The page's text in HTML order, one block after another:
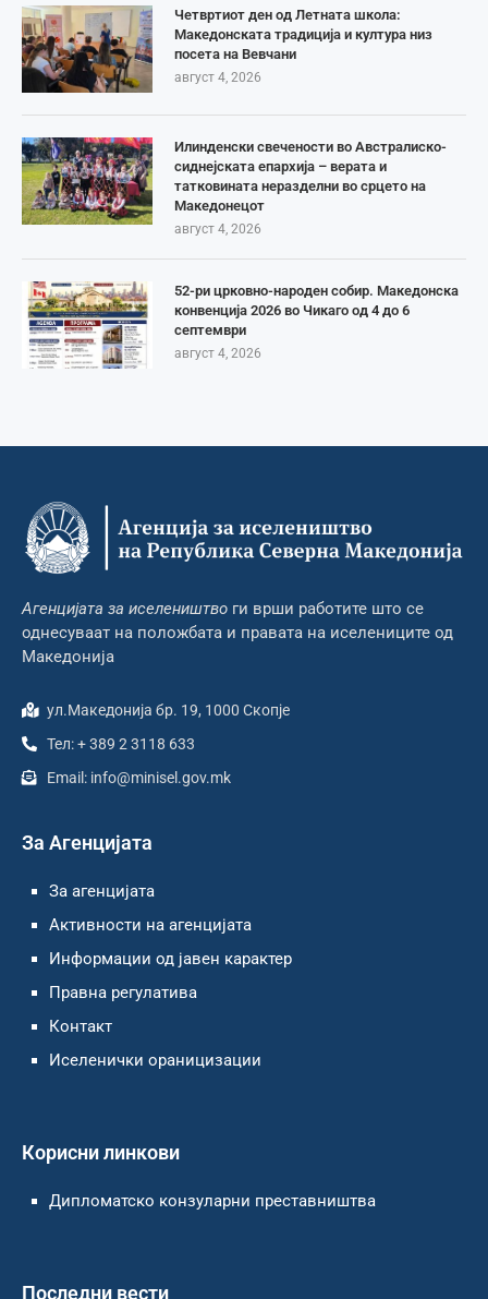
Четвртиот ден од Летната школа:
Македонската традиција и култура низ
посета на Вевчани
август 4, 2026
Илинденски свечености во Австралиско-
сиднејската епархија – верата и
татковината неразделни во срцето на
Македонецот
август 4, 2026
52-ри црковно-народен собир. Македонска
конвенција 2026 во Чикаго од 4 до 6
септември
август 4, 2026
Агенцијата за иселеништво ги врши работите што се
однесуваат на положбата и правата на иселениците од
Македонија
ул.Македонија бр. 19, 1000 Скопје
Тел: + 389 2 3118 633
Email: info@minisel.gov.mk
За Агенцијата
За агенцијата
Активности на агенцијата
Информации од јавен карактер
Правна регулатива
Контакт
Иселенички ораницизации
Корисни линкови
Дипломатско конзуларни преставништва
Последни вести